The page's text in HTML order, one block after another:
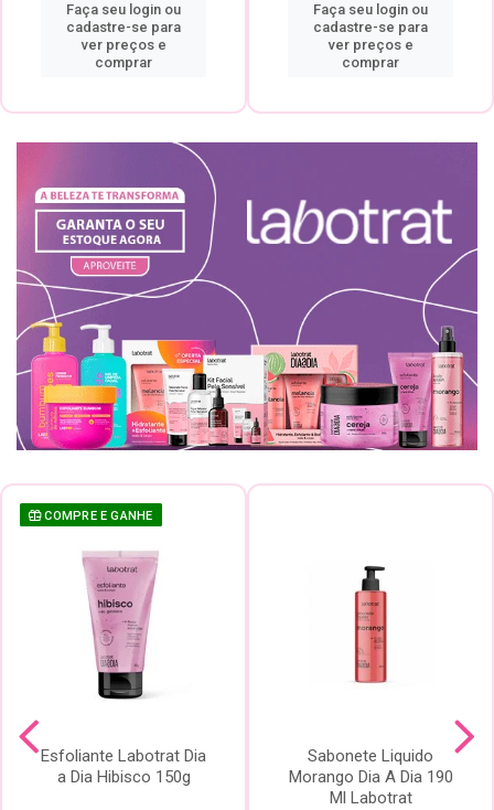
Faça seu login ou
cadastre-se para
ver preços e
comprar
Faça seu login ou
cadastre-se para
ver preços e
comprar
COMPRE E GANHE
Esfoliante Labotrat Dia
a Dia Hibisco 150g
Sabonete Liquido
Morango Dia A Dia 190
Ml Labotrat